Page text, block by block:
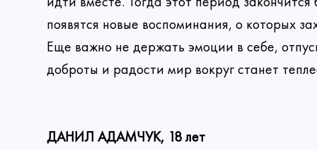
появятся новые воспоминания, о которых
Еще важно не держать эмоции в себе,
доброты и радости мир вокруг станет
ДАНИЛ АДАМЧУК, 18 лет
Истории со
внутри,
Выберите
300